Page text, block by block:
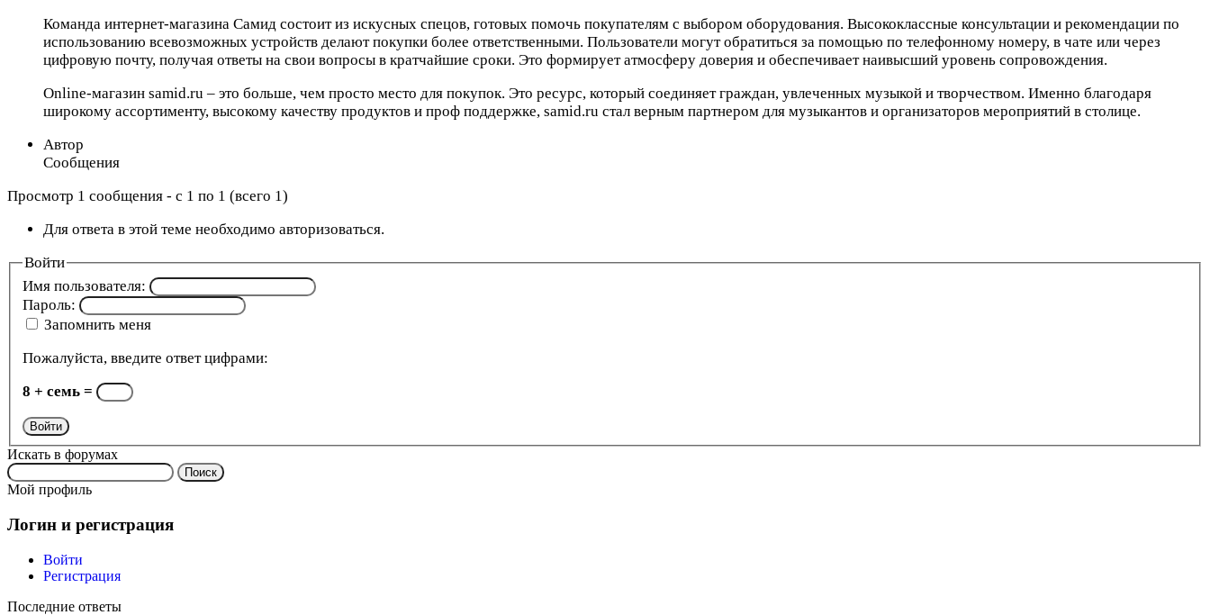
Команда интернет-магазина Самид состоит из искусных спецов, готовых помочь покупателям с выбором оборудования. Высококлассные консультации и рекомендации по
использованию всевозможных устройств делают покупки более ответственными. Пользователи могут обратиться за помощью по телефонному номеру, в чате или через
цифровую почту, получая ответы на свои вопросы в кратчайшие сроки. Это формирует атмосферу доверия и обеспечивает наивысший уровень сопровождения.
Online-магазин samid.ru – это больше, чем просто место для покупок. Это ресурс, который соединяет граждан, увлеченных музыкой и творчеством. Именно благодаря
широкому ассортименту, высокому качеству продуктов и проф поддержке, samid.ru стал верным партнером для музыкантов и организаторов мероприятий в столице.
Автор
Сообщения
Просмотр 1 сообщения - с 1 по 1 (всего 1)
Для ответа в этой теме необходимо авторизоваться.
Войти
Имя пользователя:
Пароль:
Запомнить меня
Пожалуйста, введите ответ цифрами:
8 + семь =
Войти
Искать в форумах
Поиск:
Мой профиль
Логин и регистрация
Войти
Регистрация
Последние ответы